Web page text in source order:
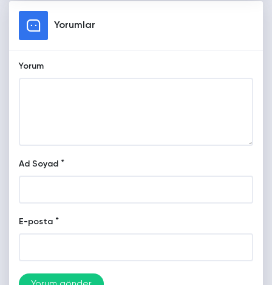
Yorumlar
Yorum
Ad Soyad *
E-posta *